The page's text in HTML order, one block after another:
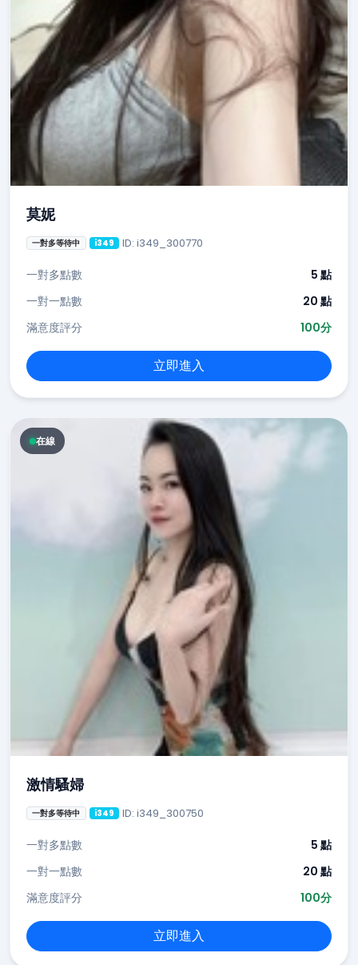
莫妮
一對多等待中 i349 ID: i349_300770
一對多點數
5 點
一對一點數
20 點
滿意度評分
100分
立即進入
在線
激情騷婦
一對多等待中 i349 ID: i349_300750
一對多點數
5 點
一對一點數
20 點
滿意度評分
100分
立即進入